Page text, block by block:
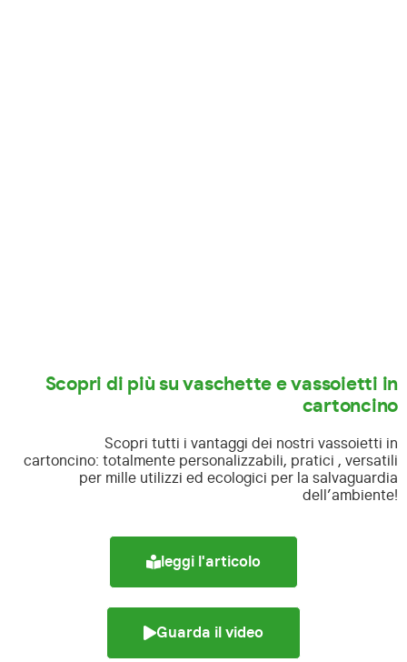
Scopri di più su vaschette e vassoietti in
cartoncino
Scopri tutti i vantaggi dei nostri vassoietti in
cartoncino: totalmente personalizzabili, pratici , versatili
per mille utilizzi ed ecologici per la salvaguardia
dell’ambiente!
leggi l'articolo
Guarda il video